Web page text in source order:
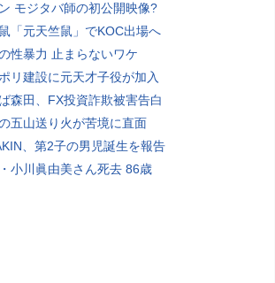
モジタバ師の初公開映像?
「元天竺鼠」でKOC出場へ
性暴力 止まらないワケ
リ建設に元天才子役が加入
森田、FX投資詐欺被害告白
五山送り火が苦境に直面
、第2子の男児誕生を報告
小川眞由美さん死去 86歳